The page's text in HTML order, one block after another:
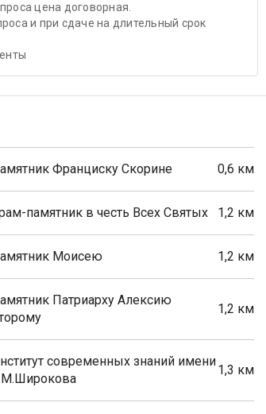
цена договорная.
и при сдаче на длительный срок
Франциску Скорине 0,6 км
памятник в честь Всех Святых 1,2 км
Моисею 1,2 км
Патриарху Алексию
1,2 км
современных знаний имени
1,3 км